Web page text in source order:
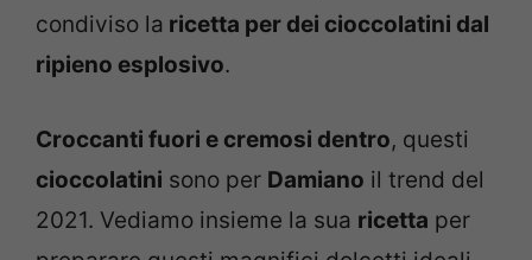
condiviso la ricetta per dei cioccolatini dal
ripieno esplosivo.
Croccanti fuori e cremosi dentro, questi
cioccolatini sono per Damiano il trend del
2021. Vediamo insieme la sua ricetta per